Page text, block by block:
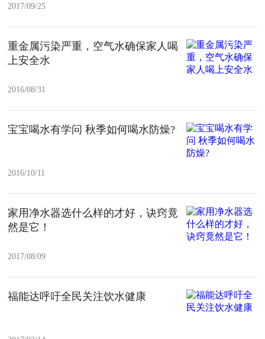
2017/09/25
重金属污染严重，空气水确保家人喝
上安全水
2016/08/31
宝宝喝水有学问 秋季如何喝水防燥?
2016/10/11
家用净水器选什么样的才好，诀窍竟
然是它！
2017/08/09
福能达呼吁全民关注饮水健康